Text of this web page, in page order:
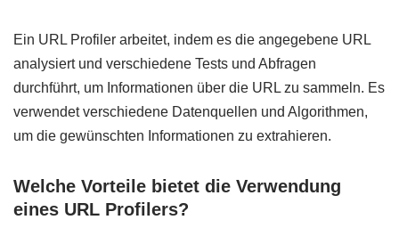
Ein URL Profiler arbeitet, indem es die angegebene URL
analysiert und verschiedene Tests und Abfragen
durchführt, um Informationen über die URL zu sammeln. Es
verwendet verschiedene Datenquellen und Algorithmen,
um die gewünschten Informationen zu extrahieren.
Welche Vorteile bietet die Verwendung
eines URL Profilers?